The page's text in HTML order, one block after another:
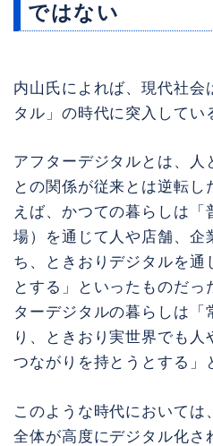
ではない
内山氏によれば、現代社会
タル」の時代に突入してい
アフターデジタルとは、人
との関係が従来とは逆転し
えば、かつての暮らしは
場）を通じて人や店舗、企
ち、ときおりデジタルを通
とする」といったものだっ
ターデジタルの暮らしは「
り、ときおり実世界でも
つながりを持とうとする」
このような時代において
全体が高度にデジタル化さ